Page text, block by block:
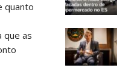
quanto
que as